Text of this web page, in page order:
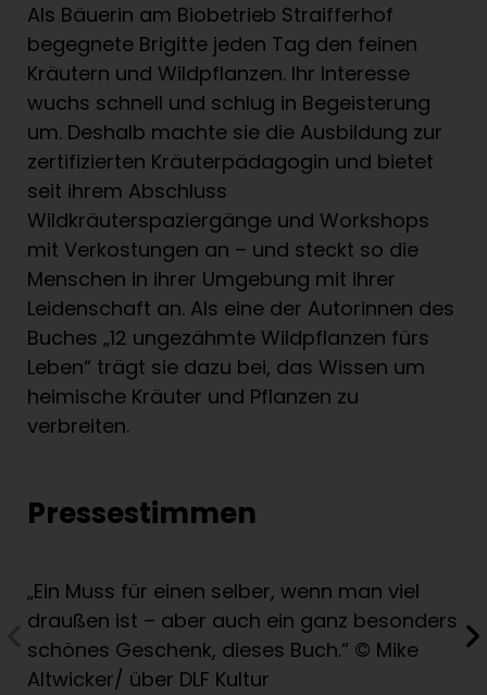
Als Bäuerin am Biobetrieb Straifferhof
begegnete Brigitte jeden Tag den feinen
Kräutern und Wildpflanzen. Ihr Interesse
wuchs schnell und schlug in Begeisterung
um. Deshalb machte sie die Ausbildung zur
zertifizierten Kräuterpädagogin und bietet
seit ihrem Abschluss
Wildkräuterspaziergänge und Workshops
mit Verkostungen an – und steckt so die
Menschen in ihrer Umgebung mit ihrer
Leidenschaft an. Als eine der Autorinnen des
Buches „12 ungezähmte Wildpflanzen fürs
Leben“ trägt sie dazu bei, das Wissen um
heimische Kräuter und Pflanzen zu
verbreiten.
Pressestimmen
„Ein Muss für einen selber, wenn man viel
draußen ist – aber auch ein ganz besonders
schönes Geschenk, dieses Buch.“ © Mike
Altwicker/ über DLF Kultur